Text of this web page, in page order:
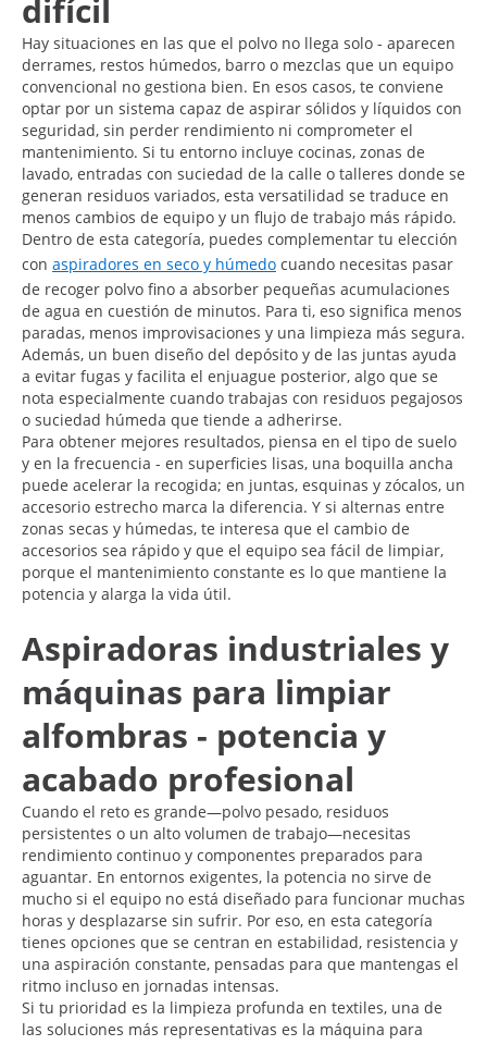
difícil
Hay situaciones en las que el polvo no llega solo - aparecen
derrames, restos húmedos, barro o mezclas que un equipo
convencional no gestiona bien. En esos casos, te conviene
optar por un sistema capaz de aspirar sólidos y líquidos con
seguridad, sin perder rendimiento ni comprometer el
mantenimiento. Si tu entorno incluye cocinas, zonas de
lavado, entradas con suciedad de la calle o talleres donde se
generan residuos variados, esta versatilidad se traduce en
menos cambios de equipo y un flujo de trabajo más rápido.
Dentro de esta categoría, puedes complementar tu elección
con aspiradores en seco y húmedo cuando necesitas pasar
de recoger polvo fino a absorber pequeñas acumulaciones
de agua en cuestión de minutos. Para ti, eso significa menos
paradas, menos improvisaciones y una limpieza más segura.
Además, un buen diseño del depósito y de las juntas ayuda
a evitar fugas y facilita el enjuague posterior, algo que se
nota especialmente cuando trabajas con residuos pegajosos
o suciedad húmeda que tiende a adherirse.
Para obtener mejores resultados, piensa en el tipo de suelo
y en la frecuencia - en superficies lisas, una boquilla ancha
puede acelerar la recogida; en juntas, esquinas y zócalos, un
accesorio estrecho marca la diferencia. Y si alternas entre
zonas secas y húmedas, te interesa que el cambio de
accesorios sea rápido y que el equipo sea fácil de limpiar,
porque el mantenimiento constante es lo que mantiene la
potencia y alarga la vida útil.
Aspiradoras industriales y
máquinas para limpiar
alfombras - potencia y
acabado profesional
Cuando el reto es grande—polvo pesado, residuos
persistentes o un alto volumen de trabajo—necesitas
rendimiento continuo y componentes preparados para
aguantar. En entornos exigentes, la potencia no sirve de
mucho si el equipo no está diseñado para funcionar muchas
horas y desplazarse sin sufrir. Por eso, en esta categoría
tienes opciones que se centran en estabilidad, resistencia y
una aspiración constante, pensadas para que mantengas el
ritmo incluso en jornadas intensas.
Si tu prioridad es la limpieza profunda en textiles, una de
las soluciones más representativas es la máquina para